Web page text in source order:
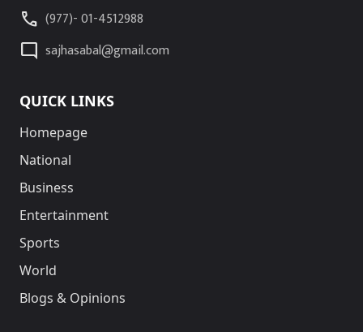
call (977)- 01-4512988
mode_comment sajhasabal@gmail.com
QUICK LINKS
Homepage
National
Business
Entertainment
Sports
World
Blogs & Opinions